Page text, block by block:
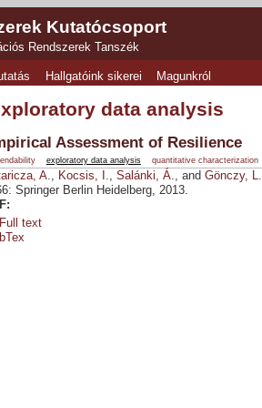
Kutatócsoport
Rendszerek Tanszék
Hallgatóink sikerei Magunkról
data analysis
Assessment of Resilience
exploratory data analysis quantitative characterization
A., Kocsis, I., Salánki, Á., and Gönczy, L.
Springer Berlin Heidelberg, 2013.
Full text